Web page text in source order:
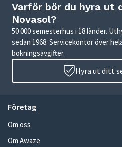
Varför bör du hyra ut
Novasol?
50 000 semesterhus i 18 länder.
sedan 1968. Servicekontor över
bokningsavgifter.
Hyra ut ditt
Företag
Om oss
Om Awaze